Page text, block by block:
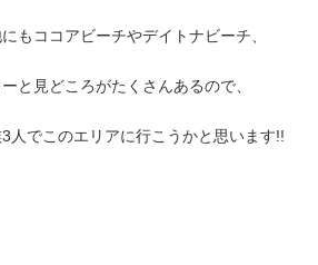
もココアビーチやデイトナビーチ、
と見どころがたくさんあるので、
人でこのエリアに行こうかと思います!!